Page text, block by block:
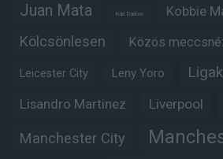
Juan Mata Karl Darlow Kobbie
Kölcsönlesen Közös
Leicester City Leny Yoro
Lisandro Martinez Liverpool
Manchester City